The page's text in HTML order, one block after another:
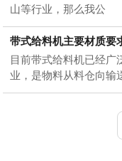
山等行业，那么我公
带式给料机主要材质要
目前带式给料机已经广
业，是物料从料仓向输